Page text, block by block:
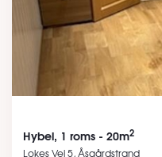
Hybel, 1 roms - 20m2
Lokes Vei 5, Åsgårdstrand